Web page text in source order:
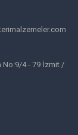
No:9/4 - 79 İzmit /